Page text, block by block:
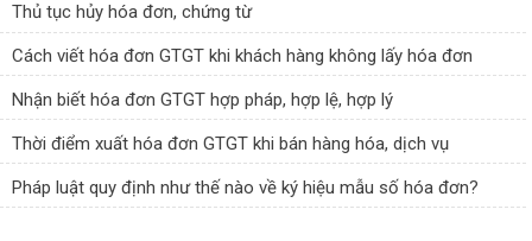
Thủ tục hủy hóa đơn, chứng từ
Cách viết hóa đơn GTGT khi khách hàng không lấy hóa đơn
Nhận biết hóa đơn GTGT hợp pháp, hợp lệ, hợp lý
Thời điểm xuất hóa đơn GTGT khi bán hàng hóa, dịch vụ
Pháp luật quy định như thế nào về ký hiệu mẫu số hóa đơn?